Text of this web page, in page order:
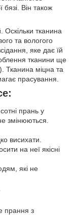
бязі. Він також
Оскільки тканина
та вологого
яке дає їй
тканини ще
Тканина міцна та
прасування.
прань у
змінюються.
висихати.
на неї якісні
які не
прання з